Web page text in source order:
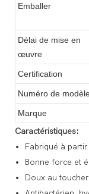
Emballer
Délai de mise en
œuvre
Certification
Numéro de
Marque
Caractéristiques:
Fabriqué à
Bonne force et
Doux au